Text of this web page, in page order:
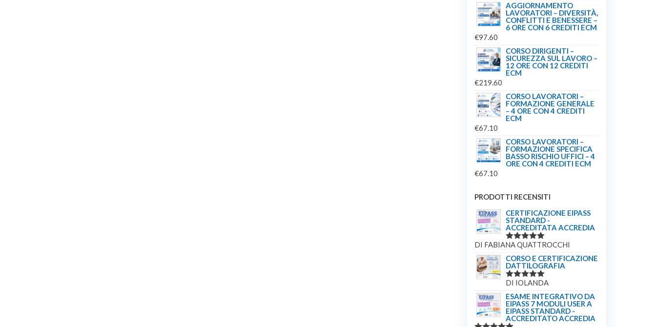
AGGIORNAMENTO
LAVORATORI – DIVERSITÀ,
CONFLITTI E BENESSERE –
6 ORE CON 6 CREDITI ECM
€97.60
CORSO DIRIGENTI –
SICUREZZA SUL LAVORO –
12 ORE CON 12 CREDITI
ECM
€219.60
CORSO LAVORATORI –
FORMAZIONE GENERALE
– 4 ORE CON 4 CREDITI
ECM
€67.10
CORSO LAVORATORI –
FORMAZIONE SPECIFICA
BASSO RISCHIO UFFICI – 4
ORE CON 4 CREDITI ECM
€67.10
PRODOTTI RECENSITI
CERTIFICAZIONE EIPASS
STANDARD -
ACCREDITATA ACCREDIA
VALUTATO
DI FABIANA QUATTROCCHI
CORSO E CERTIFICAZIONE
DATTILOGRAFIA
VALUTATO
DI IOLANDA
ESAME INTEGRATIVO DA
EIPASS 7 MODULI USER A
EIPASS STANDARD -
ACCREDITATO ACCREDIA